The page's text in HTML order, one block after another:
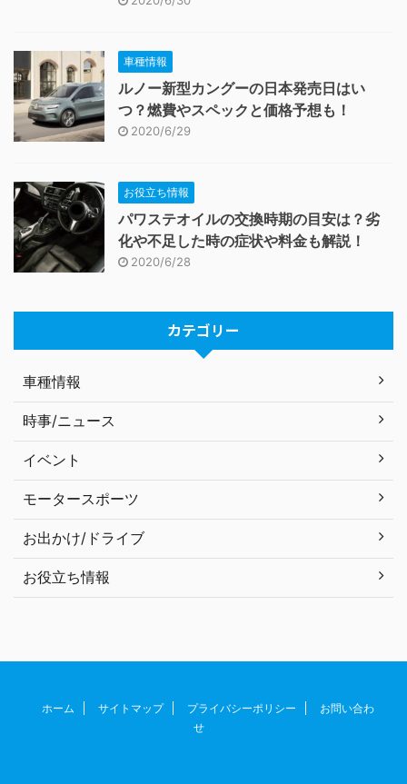
車種情報
ルノー新型カングーの日本発売日はい
つ？燃費やスペックと価格予想も！
2020/6/29
お役立ち情報
パワステオイルの交換時期の目安は？劣
化や不足した時の症状や料金も解説！
2020/6/28
カテゴリー
車種情報
時事/ニュース
イベント
モータースポーツ
お出かけ/ドライブ
お役立ち情報
ホーム サイトマップ プライバシーポリシー
お問い合わ
せ